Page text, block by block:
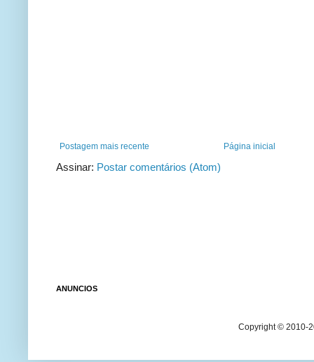
Postagem mais recente Página inicial
Assinar: Postar comentários (Atom)
ANUNCIOS
Copyright © 2010-